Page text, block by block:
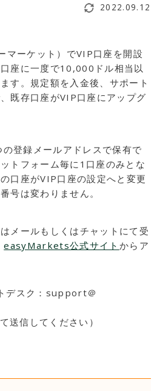
2022.09.12
ーケット）でVIP口座を開設
座に一度で10,000ドル相当以
す。規定額を入金後、サポート
既存口座がVIP口座にアップグ
登録メールアドレスで保有で
トフォーム毎に1口座のみとな
口座がVIP口座の設定へと変更
号は変わりません。
メールもしくはチャットにて受
easyMarkets公式サイト からア
デスク：support＠
送信してください）